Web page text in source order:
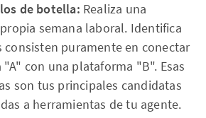
de botella: Realiza una
semana laboral. Identifica
consisten puramente en conectar
con una plataforma "B". Esas
son tus principales candidatas
a herramientas de tu agente.